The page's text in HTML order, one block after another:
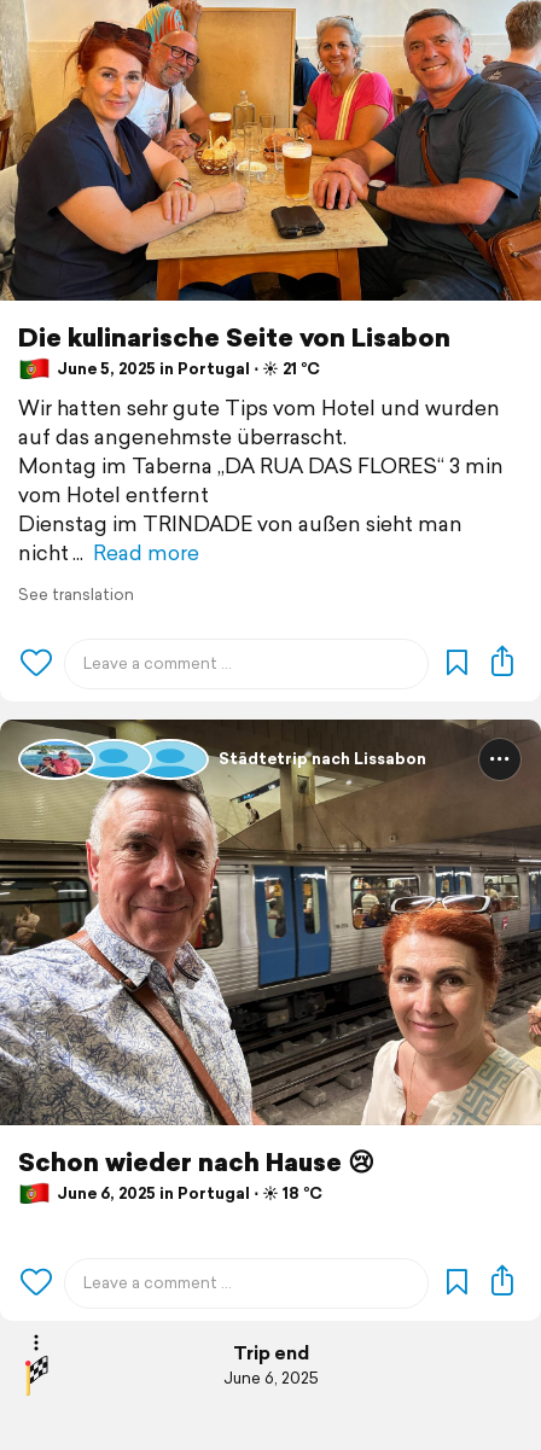
Die kulinarische Seite von Lisabon
June 5, 2025 in Portugal ⋅ ☀️ 21 °C
Wir hatten sehr gute Tips vom Hotel und wurden
auf das angenehmste überrascht.
Montag im Taberna „DA RUA DAS FLORES“ 3 min
vom Hotel entfernt
Dienstag im TRINDADE von außen sieht man
nicht
Read more
See translation
Städtetrip nach Lissabon
Schon wieder nach Hause 😢
June 6, 2025 in Portugal ⋅ ☀️ 18 °C
Trip end
June 6, 2025